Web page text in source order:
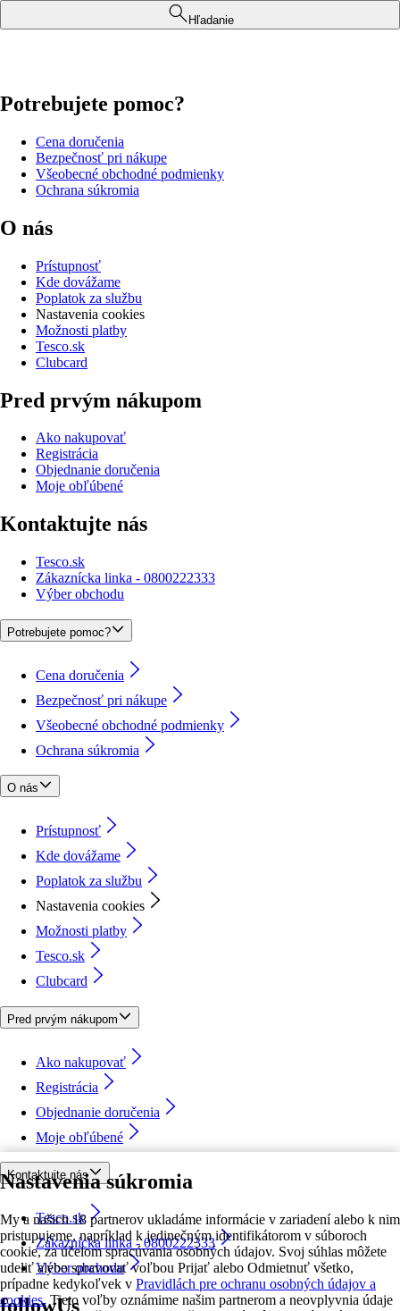
Nastavenia súkromia
My a našich 18 partnerov ukladáme informácie v zariadení alebo k nim
pristupujeme, napríklad k jedinečným identifikátorom v súboroch
cookie, za účelom spracúvania osobných údajov. Svoj súhlas môžete
udeliť alebo spravovať voľbou Prijať alebo Odmietnuť všetko,
prípadne kedykoľvek v Pravidlách pre ochranu osobných údajov a
cookies. Tieto voľby oznámime našim partnerom a neovplyvnia údaje
Hľadanie
Potrebujete pomoc?
Cena doručenia
Bezpečnosť pri nákupe
Všeobecné obchodné podmienky
Ochrana súkromia
O nás
Prístupnosť
Kde dovážame
Poplatok za službu
Nastavenia cookies
Možnosti platby
Tesco.sk
Clubcard
Pred prvým nákupom
Ako nakupovať
Registrácia
Objednanie doručenia
Moje obľúbené
Kontaktujte nás
Tesco.sk
Zákaznícka linka - 0800222333
Výber obchodu
Potrebujete pomoc?
Cena doručenia
Bezpečnosť pri nákupe
Všeobecné obchodné podmienky
Ochrana súkromia
O nás
Prístupnosť
Kde dovážame
Poplatok za službu
Nastavenia cookies
Možnosti platby
Tesco.sk
Clubcard
Pred prvým nákupom
Ako nakupovať
Registrácia
Objednanie doručenia
Moje obľúbené
Kontaktujte nás
Tesco.sk
Zákaznícka linka - 0800222333
Výber obchodu
followUs